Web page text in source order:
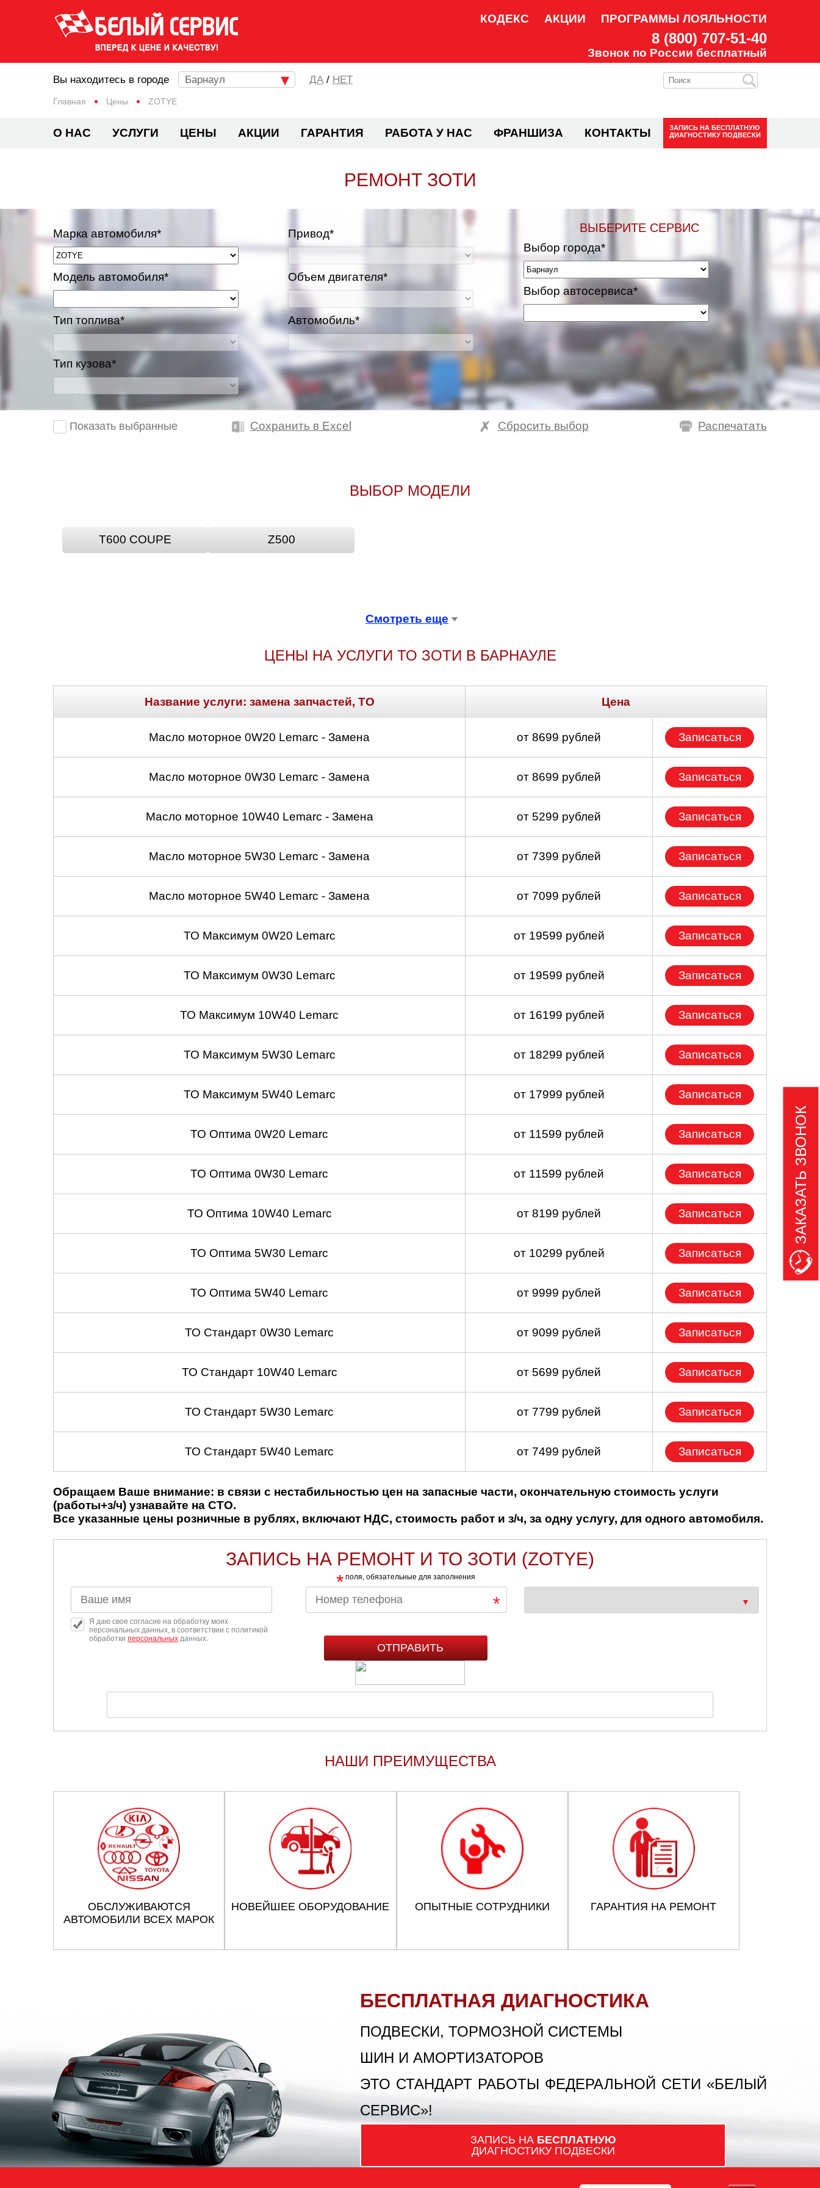
КОДЕКС АКЦИИ ПРОГРАММЫ ЛОЯЛЬНОСТИ
8 (800) 707-51-40
Звонок по России бесплатный
Главная Цены ZOTYE
Вы находитесь в городе Барнаул / НЕТ
О НАС УСЛУГИ ЦЕНЫ АКЦИИ ГАРАНТИЯ РАБОТА У НАС ФРАНШИЗА КОНТАКТЫ ЗАПИСЬ НА БЕСПЛАТНУЮ
ДИАГНОСТИКУ ПОДВЕСКИ
РЕМОНТ ЗОТИ
Марка автомобиля*
Модель автомобиля*
Тип топлива*
Тип кузова*
Привод*
Объем двигателя*
Автомобиль*
ВЫБЕРИТЕ СЕРВИС
Выбор города*
Выбор автосервиса*
Показать выбранные Сохранить в Excel Распечатать
Сбросить выбор
ВЫБОР МОДЕЛИ
T600 COUPE Z500
Смотреть еще
ЦЕНЫ НА УСЛУГИ ТО ЗОТИ В БАРНАУЛЕ
Название услуги: замена запчастей, ТО Цена
Масло моторное 0W20 Lemarc - Замена от 8699 рублей Записаться
Масло моторное 0W30 Lemarc - Замена от 8699 рублей Записаться
Масло моторное 10W40 Lemarc - Замена от 5299 рублей Записаться
Масло моторное 5W30 Lemarc - Замена от 7399 рублей Записаться
Масло моторное 5W40 Lemarc - Замена от 7099 рублей Записаться
ТО Максимум 0W20 Lemarc от 19599 рублей Записаться
ТО Максимум 0W30 Lemarc от 19599 рублей Записаться
ТО Максимум 10W40 Lemarc от 16199 рублей Записаться
ТО Максимум 5W30 Lemarc от 18299 рублей Записаться
ТО Максимум 5W40 Lemarc от 17999 рублей Записаться
ТО Оптима 0W20 Lemarc от 11599 рублей Записаться
ТО Оптима 0W30 Lemarc от 11599 рублей Записаться
ТО Оптима 10W40 Lemarc от 8199 рублей Записаться
ТО Оптима 5W30 Lemarc от 10299 рублей Записаться
ТО Оптима 5W40 Lemarc от 9999 рублей Записаться
ТО Стандарт 0W30 Lemarc от 9099 рублей Записаться
ТО Стандарт 10W40 Lemarc от 5699 рублей Записаться
ТО Стандарт 5W30 Lemarc от 7799 рублей Записаться
ТО Стандарт 5W40 Lemarc от 7499 рублей Записаться
Обращаем Ваше внимание: в связи с нестабильностью цен на запасные части, окончательную стоимость услуги
(работы+з/ч) узнавайте на СТО.
Все указанные цены розничные в рублях, включают НДС, стоимость работ и з/ч, за одну услугу, для одного автомобиля.
ЗАПИСЬ НА РЕМОНТ И ТО ЗОТИ (ZOTYE)
* поля, обязательные для заполнения
Я даю свое согласие на обработку моих
персональных данных, в соответствии с политикой
обработки персональных данных.
НАШИ ПРЕИМУЩЕСТВА
ОБСЛУЖИВАЮТСЯ
АВТОМОБИЛИ ВСЕХ МАРОК
НОВЕЙШЕЕ ОБОРУДОВАНИЕ ОПЫТНЫЕ СОТРУДНИКИ ГАРАНТИЯ НА РЕМОНТ
БЕСПЛАТНАЯ ДИАГНОСТИКА
ПОДВЕСКИ, ТОРМОЗНОЙ СИСТЕМЫ
ШИН И АМОРТИЗАТОРОВ
ЭТО СТАНДАРТ РАБОТЫ ФЕДЕРАЛЬНОЙ СЕТИ «БЕЛЫЙ
СЕРВИС»!
ЗАПИСЬ НА БЕСПЛАТНУЮ
ДИАГНОСТИКУ ПОДВЕСКИ
ЗАКАЗАТЬ ЗВОНОК